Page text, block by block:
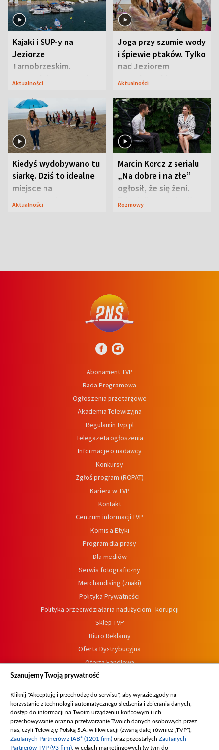
Kajaki i SUP-y na
Jeziorze
Tarnobrzeskim.
Przyrodnicy zwracają
Aktualności
Joga przy szumie wody
i śpiewie ptaków. Tylko
nad Jeziorem
Tarnobrzeskim
Aktualności
Kiedyś wydobywano tu
siarkę. Dziś to idealne
miejsce na
wypoczynek
Aktualności
Marcin Korcz z serialu
„Na dobre i na złe”
ogłosił, że się żeni.
Zdradził, co zmienił
Rozmowy
Abonament TVP
Rada Programowa
Ogłoszenia przetargowe
Akademia Telewizyjna
Regulamin tvp.pl
Telegazeta ogłoszenia
Informacje o nadawcy
Konkursy
Zgłoś program (ROPAT)
Kariera w TVP
Kontakt
Centrum informacji TVP
Komisja Etyki
Program dla prasy
Dla mediów
Serwis fotograficzny
Merchandising (znaki)
Polityka Prywatności
Polityka przeciwdziałania nadużyciom i korupcji
Sklep TVP
Biuro Reklamy
Oferta Dystrybucyjna
Oferta Handlowa
Dostępność
Procedura zgłoszeń wewnętrznych
Szanujemy Twoją prywatność
Kliknij "Akceptuję i przechodzę do serwisu", aby wyrazić zgody na
korzystanie z technologii automatycznego śledzenia i zbierania danych,
dostęp do informacji na Twoim urządzeniu końcowym i ich
przechowywanie oraz na przetwarzanie Twoich danych osobowych przez
nas, czyli Telewizję Polską S.A. w likwidacji (zwaną dalej również „TVP”),
Zaufanych Partnerów z IAB* (1201 firm) oraz pozostałych Zaufanych
Partnerów TVP (93 firm) , w celach marketingowych (w tym do